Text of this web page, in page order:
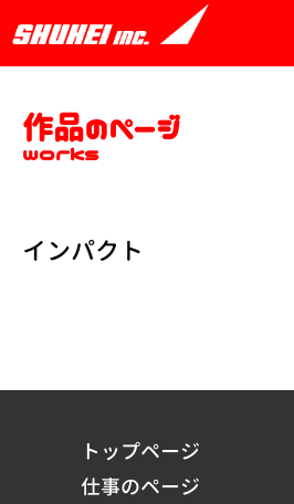
作品のページ
works
インパクト
トップページ
仕事のページ